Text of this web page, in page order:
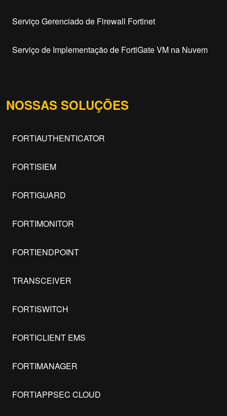
Serviço Gerenciado de Firewall Fortinet
Serviço de Implementação de FortiGate VM na Nuvem
NOSSAS SOLUÇÕES
FORTIAUTHENTICATOR
FORTISIEM
FORTIGUARD
FORTIMONITOR
FORTIENDPOINT
TRANSCEIVER
FORTISWITCH
FORTICLIENT EMS
FORTIMANAGER
FORTIAPPSEC CLOUD